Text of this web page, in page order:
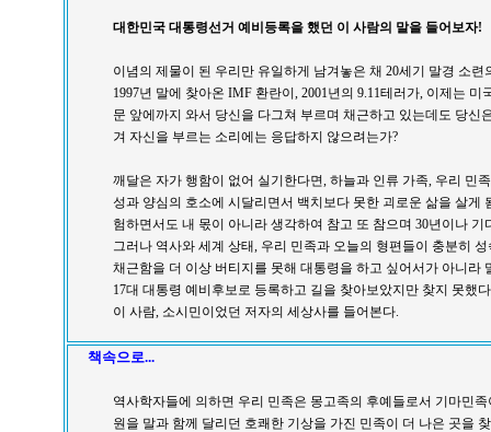
대한민국 대통령선거 예비등록을 했던 이 사람의 말을 들어보자!
이념의 제물이 된 우리만 유일하게 남겨놓은 채 20세기 말경 소
1997년 말에 찾아온 IMF 환란이, 2001년의 9.11테러가, 이제는
문 앞에까지 와서 당신을 다그쳐 부르며 채근하고 있는데도 당신
겨 자신을 부르는 소리에는 응답하지 않으려는가?
깨달은 자가 행함이 없어 실기한다면, 하늘과 인류 가족, 우리 민
성과 양심의 호소에 시달리면서 백치보다 못한 괴로운 삶을 살게
험하면서도 내 몫이 아니라 생각하여 참고 또 참으며 30년이나 기
그러나 역사와 세계 상태, 우리 민족과 오늘의 형편들이 충분히
채근함을 더 이상 버티지를 못해 대통령을 하고 싶어서가 아니라
17대 대통령 예비후보로 등록하고 길을 찾아보았지만 찾지 못했
이 사람, 소시민이었던 저자의 세상사를 들어본다.
책속으로...
역사학자들에 의하면 우리 민족은 몽고족의 후예들로서 기마민
원을 말과 함께 달리던 호쾌한 기상을 가진 민족이 더 나은 곳을